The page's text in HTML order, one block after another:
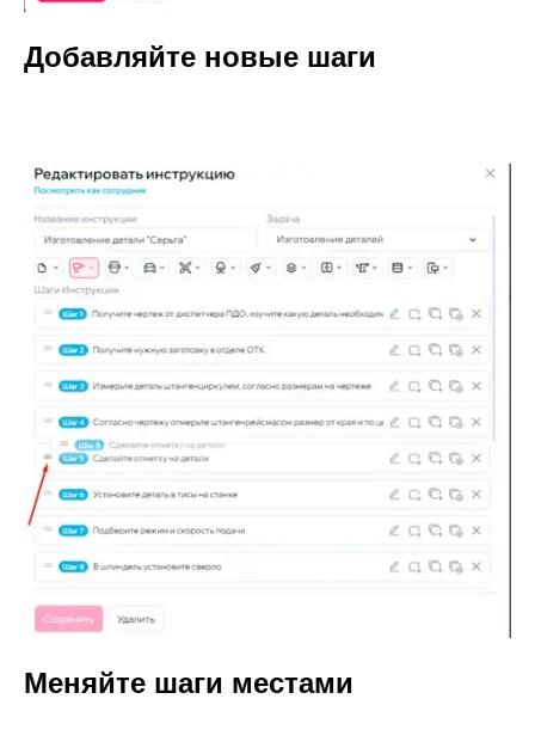
Добавляйте новые шаги
Меняйте шаги местами